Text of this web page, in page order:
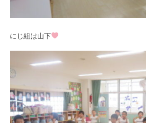
にじ組は山下